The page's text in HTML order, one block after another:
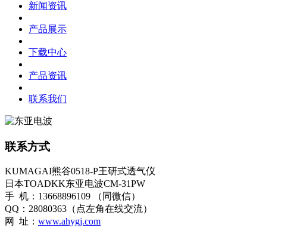
新闻资讯
产品展示
下载中心
产品资讯
联系我们
联系方式
KUMAGAI熊谷0518-P王研式透气仪
日本TOADKK东亚电波CM-31PW
手 机：13668896109 （同微信）
QQ：28080363（点左角在线交流）
网 址： www.ahygj.com